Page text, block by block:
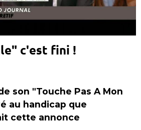
c'est fini !
son "Touche Pas A Mon
au handicap que
cette annonce